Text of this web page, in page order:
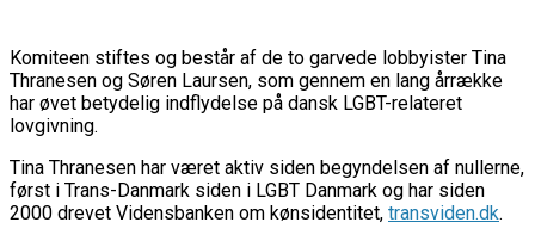
Komiteen stiftes og består af de to garvede lobbyister Tina
Thranesen og Søren Laursen, som gennem en lang årrække
har øvet betydelig indflydelse på dansk LGBT-relateret
lovgivning.
Tina Thranesen har været aktiv siden begyndelsen af nullerne,
først i Trans-Danmark siden i LGBT Danmark og har siden
2000 drevet Vidensbanken om kønsidentitet, transviden.dk.